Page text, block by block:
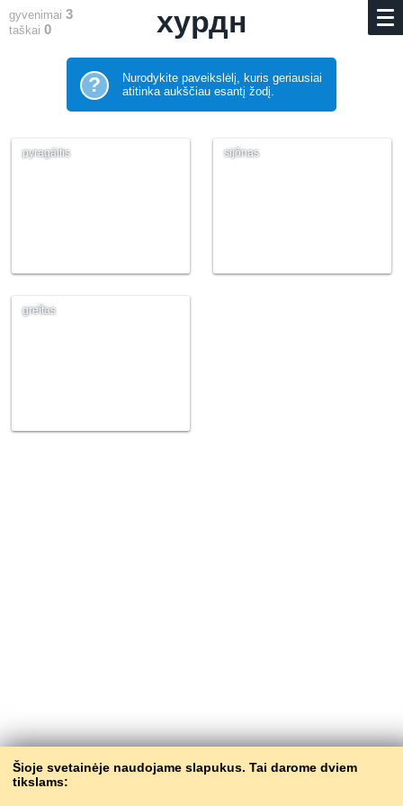
Šioje svetainėje naudojame slapukus. Tai darome dviem
tikslams:
gyvenimai 3
taškai 0 хурдн
?
Nurodykite paveikslėlį, kuris geriausiai
atitinka aukščiau esantį žodį.
pyragáitis sijõnas
greĩtas